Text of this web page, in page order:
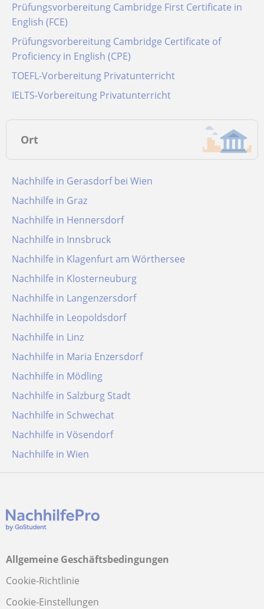
Prüfungsvorbereitung Cambridge First Certificate in
English (FCE)
Prüfungsvorbereitung Cambridge Certificate of
Proficiency in English (CPE)
TOEFL-Vorbereitung Privatunterricht
IELTS-Vorbereitung Privatunterricht
Ort
Nachhilfe in Gerasdorf bei Wien
Nachhilfe in Graz
Nachhilfe in Hennersdorf
Nachhilfe in Innsbruck
Nachhilfe in Klagenfurt am Wörthersee
Nachhilfe in Klosterneuburg
Nachhilfe in Langenzersdorf
Nachhilfe in Leopoldsdorf
Nachhilfe in Linz
Nachhilfe in Maria Enzersdorf
Nachhilfe in Mödling
Nachhilfe in Salzburg Stadt
Nachhilfe in Schwechat
Nachhilfe in Vösendorf
Nachhilfe in Wien
Allgemeine Geschäftsbedingungen
Cookie-Richtlinie
Cookie-Einstellungen